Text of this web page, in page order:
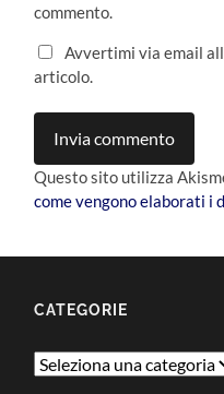
commento.
Avvertimi via email
articolo.
Questo sito utilizza
come vengono elaborati i
CATEGORIE
Categorie